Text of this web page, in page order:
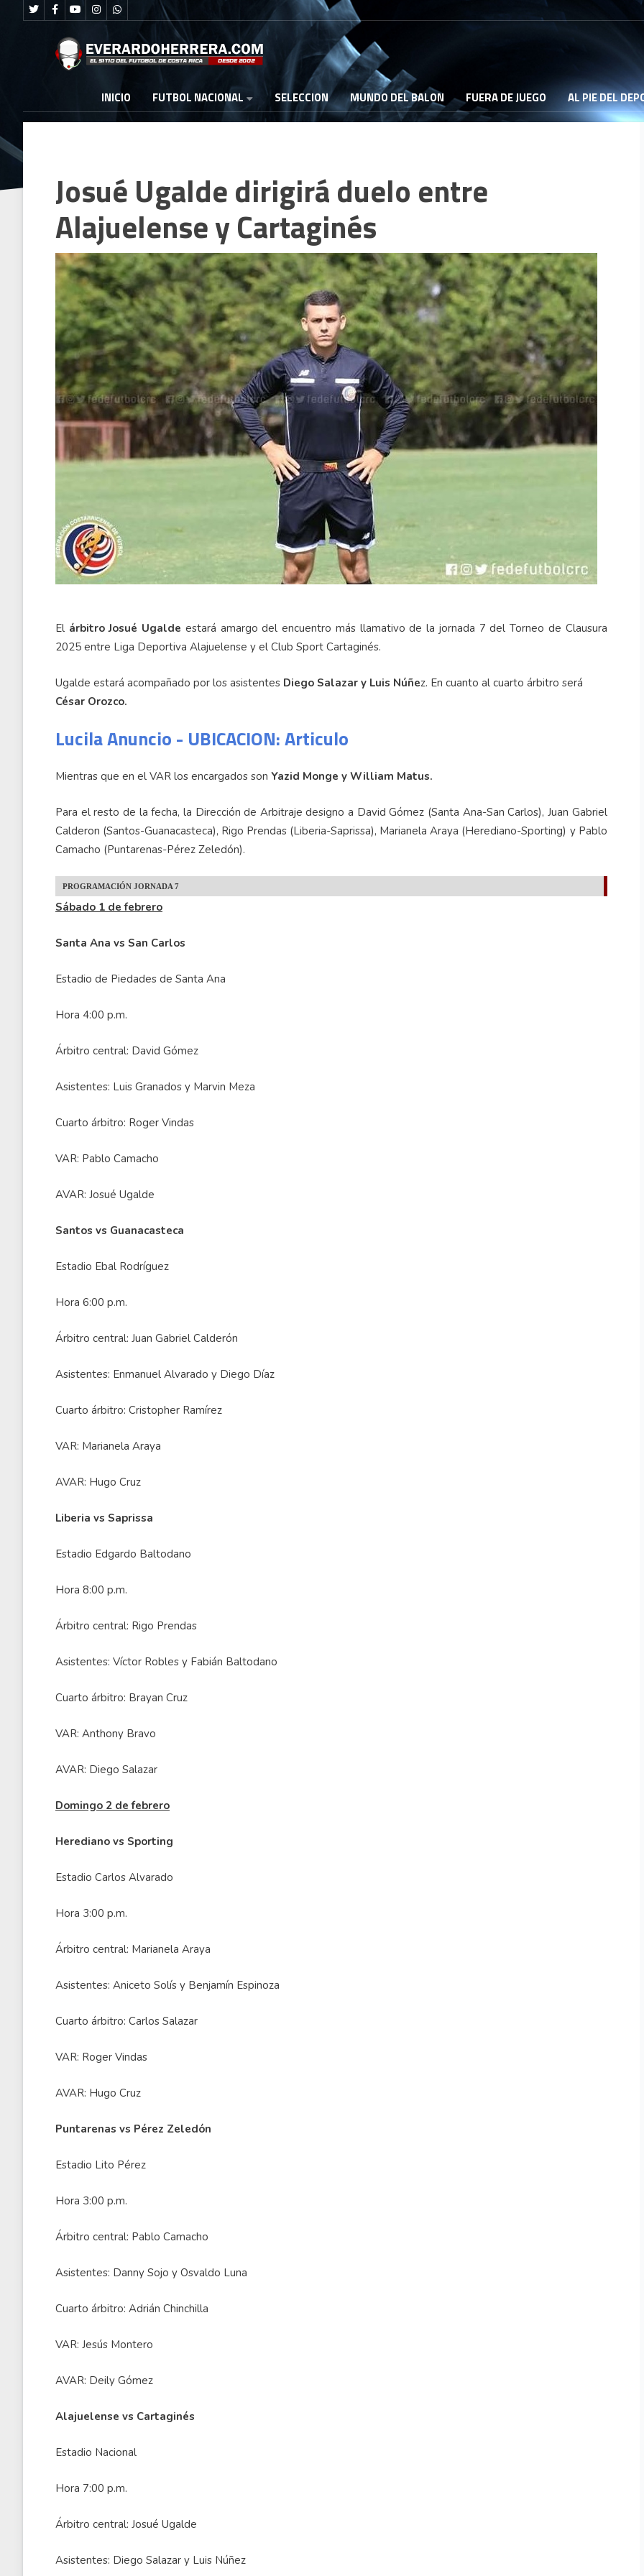
INICIO FUTBOL NACIONAL SELECCION MUNDO DEL BALON FUERA DE JUEGO AL PIE DEL
EXPLORER
2013(Slide
EXPLORER
2013(Slide
Josué Ugalde dirigirá duelo entre
Alajuelense y Cartaginés
El árbitro Josué Ugalde estará amargo del encuentro más llamativo de la jornada 7 del Torneo de Clausura
2025 entre Liga Deportiva Alajuelense y el Club Sport Cartaginés.
Ugalde estará acompañado por los asistentes Diego Salazar y Luis Núñez. En cuanto al cuarto árbitro será
César Orozco.
Lucila Anuncio - UBICACION: Articulo
Mientras que en el VAR los encargados son Yazid Monge y William Matus.
Para el resto de la fecha, la Dirección de Arbitraje designo a David Gómez (Santa Ana-San Carlos), Juan Gabriel
Calderon (Santos-Guanacasteca), Rigo Prendas (Liberia-Saprissa), Marianela Araya (Herediano-Sporting) y Pablo
Camacho (Puntarenas-Pérez Zeledón).
PROGRAMACIÓN JORNADA 7
Sábado 1 de febrero
Santa Ana vs San Carlos
Estadio de Piedades de Santa Ana
Hora 4:00 p.m.
Árbitro central: David Gómez
Asistentes: Luis Granados y Marvin Meza
Cuarto árbitro: Roger Vindas
VAR: Pablo Camacho
AVAR: Josué Ugalde
Santos vs Guanacasteca
Estadio Ebal Rodríguez
Hora 6:00 p.m.
Árbitro central: Juan Gabriel Calderón
Asistentes: Enmanuel Alvarado y Diego Díaz
Cuarto árbitro: Cristopher Ramírez
VAR: Marianela Araya
AVAR: Hugo Cruz
Liberia vs Saprissa
Estadio Edgardo Baltodano
Hora 8:00 p.m.
Árbitro central: Rigo Prendas
Asistentes: Víctor Robles y Fabián Baltodano
Cuarto árbitro: Brayan Cruz
VAR: Anthony Bravo
AVAR: Diego Salazar
Domingo 2 de febrero
Herediano vs Sporting
Estadio Carlos Alvarado
Hora 3:00 p.m.
Árbitro central: Marianela Araya
Asistentes: Aniceto Solís y Benjamín Espinoza
Cuarto árbitro: Carlos Salazar
VAR: Roger Vindas
AVAR: Hugo Cruz
Puntarenas vs Pérez Zeledón
Estadio Lito Pérez
Hora 3:00 p.m.
Árbitro central: Pablo Camacho
Asistentes: Danny Sojo y Osvaldo Luna
Cuarto árbitro: Adrián Chinchilla
VAR: Jesús Montero
AVAR: Deily Gómez
Alajuelense vs Cartaginés
Estadio Nacional
Hora 7:00 p.m.
Árbitro central: Josué Ugalde
Asistentes: Diego Salazar y Luis Núñez